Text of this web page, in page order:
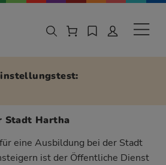
Stadt Hartha
eine Ausbildung bei der Stadt
ist der Öffentliche Dienst